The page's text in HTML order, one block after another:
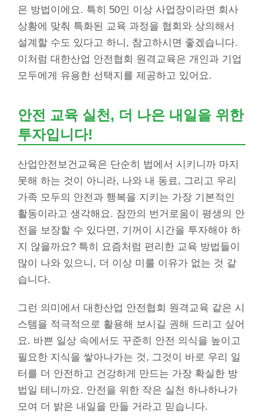
은 방법이에요. 특히 50인 이상 사업장이라면 회사
상황에 맞춰 특화된 교육 과정을 협회와 상의해서
설계할 수도 있다고 하니, 참고하시면 좋겠습니다.
이처럼 대한산업 안전협회 원격교육은 개인과 기업
모두에게 유용한 선택지를 제공하고 있어요.
안전 교육 실천, 더 나은 내일을 위한
투자입니다!
산업안전보건교육은 단순히 법에서 시키니까 마지
못해 하는 것이 아니라, 나와 내 동료, 그리고 우리
가족 모두의 안전과 행복을 지키는 가장 기본적인
활동이라고 생각해요. 잠깐의 번거로움이 평생의 안
전을 보장할 수 있다면, 기꺼이 시간을 투자해야 하
지 않을까요? 특히 요즘처럼 편리한 교육 방법들이
많이 나와 있으니, 더 이상 미룰 이유가 없는 것 같
습니다.
그런 의미에서 대한산업 안전협회 원격교육 같은 시
스템을 적극적으로 활용해 보시길 권해 드리고 싶어
요. 바쁜 일상 속에서도 꾸준히 안전 의식을 높이고
필요한 지식을 쌓아나가는 것, 그것이 바로 우리 일
터를 더 안전하고 건강하게 만드는 가장 확실한 방
법일 테니까요. 안전을 위한 작은 실천 하나하나가
모여 더 밝은 내일을 만들 거라고 믿습니다.